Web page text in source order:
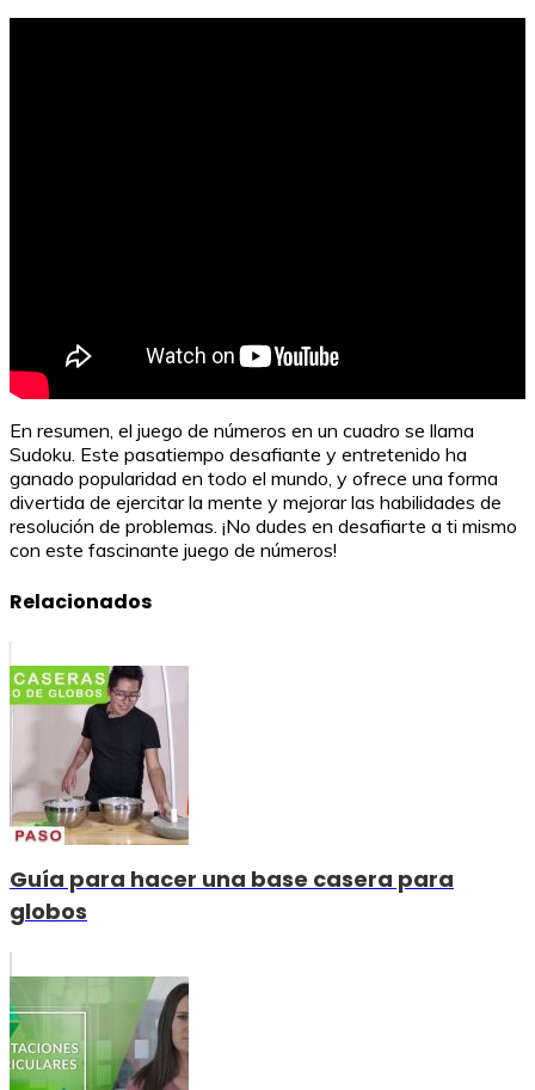
En resumen, el juego de números en un cuadro se llama
Sudoku. Este pasatiempo desafiante y entretenido ha
ganado popularidad en todo el mundo, y ofrece una forma
divertida de ejercitar la mente y mejorar las habilidades de
resolución de problemas. ¡No dudes en desafiarte a ti mismo
con este fascinante juego de números!
Relacionados
Guía para hacer una base casera para
globos